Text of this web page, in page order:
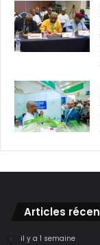
Articles
il y a 1 semaine